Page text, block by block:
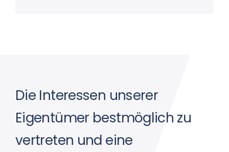
Die Interessen unserer
Eigentümer bestmöglich zu
vertreten und eine